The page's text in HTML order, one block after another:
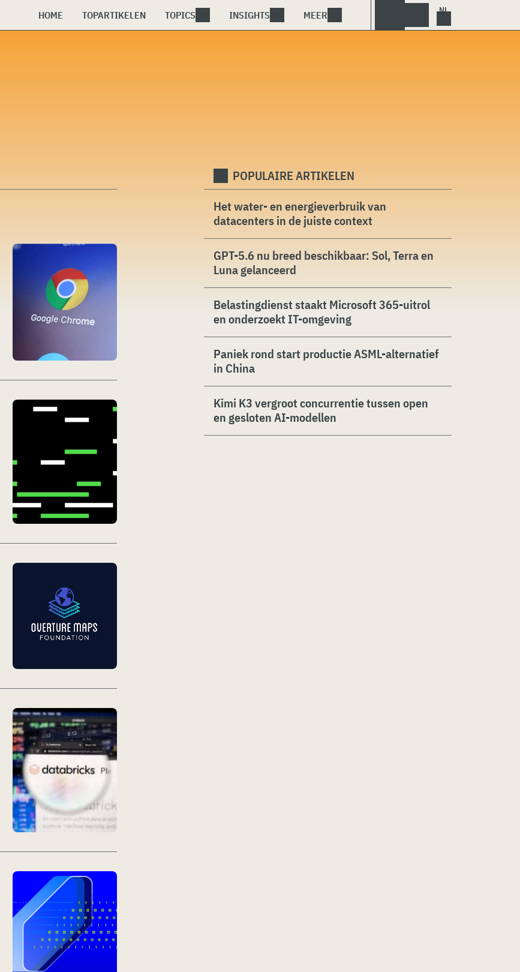
HOME TOPARTIKELEN TOPICS INSIGHTS MEER
POPULAIRE ARTIKELEN
Het water- en energieverbruik van
datacenters in de juiste context
GPT-5.6 nu breed beschikbaar: Sol, Terra en
Luna gelanceerd
Belastingdienst staakt Microsoft 365-uitrol
en onderzoekt IT-omgeving
Paniek rond start productie ASML-alternatief
in China
Kimi K3 vergroot concurrentie tussen open
en gesloten AI-modellen